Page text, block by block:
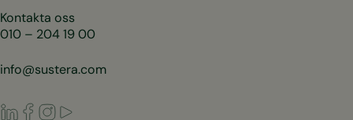
Kontakta oss
010 – 204 19 00
info@sustera.com
LinkedIn
Facebook
Instagram